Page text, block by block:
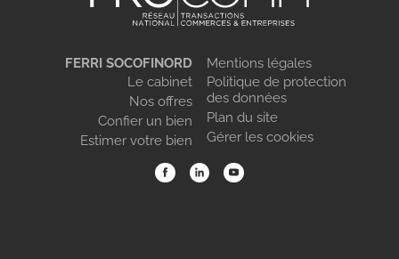
FERRI SOCOFINORD
Le cabinet
Nos offres
Confier un bien
Estimer votre bien
Mentions légales
Politique de protection
des données
Plan du site
Gérer les cookies